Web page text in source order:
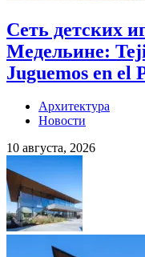
Сеть детских
Медельине:
Juguemos en el
Архитектура
Новости
10 августа, 2026